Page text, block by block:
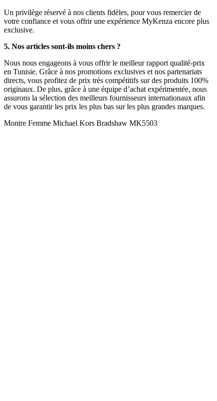
Un privilège réservé à nos clients fidèles, pour vous remercier de
votre confiance et vous offrir une expérience MyKenza encore plus
exclusive.
5. Nos articles sont-ils moins chers ?
Nous nous engageons à vous offrir le meilleur rapport qualité-prix
en Tunisie. Grâce à nos promotions exclusives et nos partenariats
directs, vous profitez de prix très compétitifs sur des produits 100%
originaux. De plus, grâce à une équipe d’achat expérimentée, nous
assurons la sélection des meilleurs fournisseurs internationaux afin
de vous garantir les prix les plus bas sur les plus grandes marques.
Montre Femme Michael Kors Bradshaw MK5503